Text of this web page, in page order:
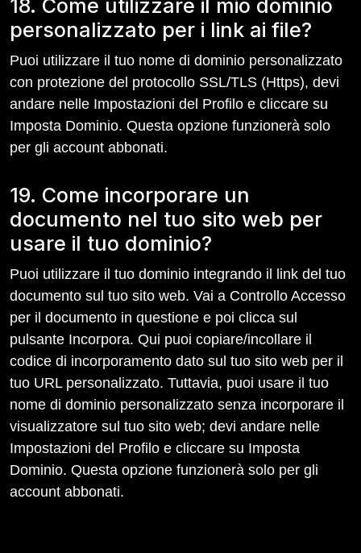
18. Come utilizzare il mio dominio
personalizzato per i link ai file?
Puoi utilizzare il tuo nome di dominio personalizzato
con protezione del protocollo SSL/TLS (Https), devi
andare nelle Impostazioni del Profilo e cliccare su
Imposta Dominio. Questa opzione funzionerà solo
per gli account abbonati.
19. Come incorporare un
documento nel tuo sito web per
usare il tuo dominio?
Puoi utilizzare il tuo dominio integrando il link del tuo
documento sul tuo sito web. Vai a Controllo Accesso
per il documento in questione e poi clicca sul
pulsante Incorpora. Qui puoi copiare/incollare il
codice di incorporamento dato sul tuo sito web per il
tuo URL personalizzato. Tuttavia, puoi usare il tuo
nome di dominio personalizzato senza incorporare il
visualizzatore sul tuo sito web; devi andare nelle
Impostazioni del Profilo e cliccare su Imposta
Dominio. Questa opzione funzionerà solo per gli
account abbonati.